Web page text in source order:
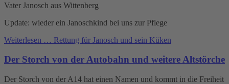
Vater Janosch aus Wittenberg
Update: wieder ein Janoschkind bei uns zur Pflege
Weiterlesen … Rettung für Janosch und sein Küken
Der Storch von der Autobahn und weitere Altstörche
Der Storch von der A14 hat einen Namen und kommt in die Freiheit